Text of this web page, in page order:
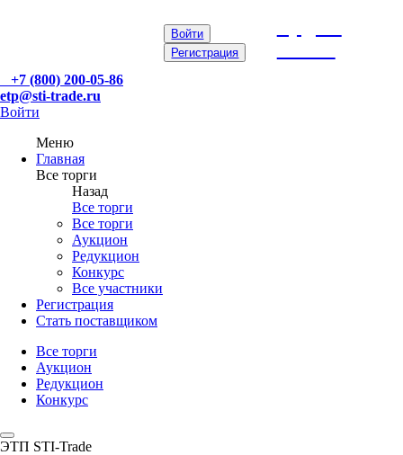
Войти
Регистрация
+7 (800) 200-05-86
etp@sti-trade.ru
Войти
Меню
Главная
Все торги
Назад
Все торги
Все торги
Аукцион
Редукцион
Конкурс
Все участники
Регистрация
Стать поставщиком
Все торги
Аукцион
Редукцион
Конкурс
ЭТП STI-Trade